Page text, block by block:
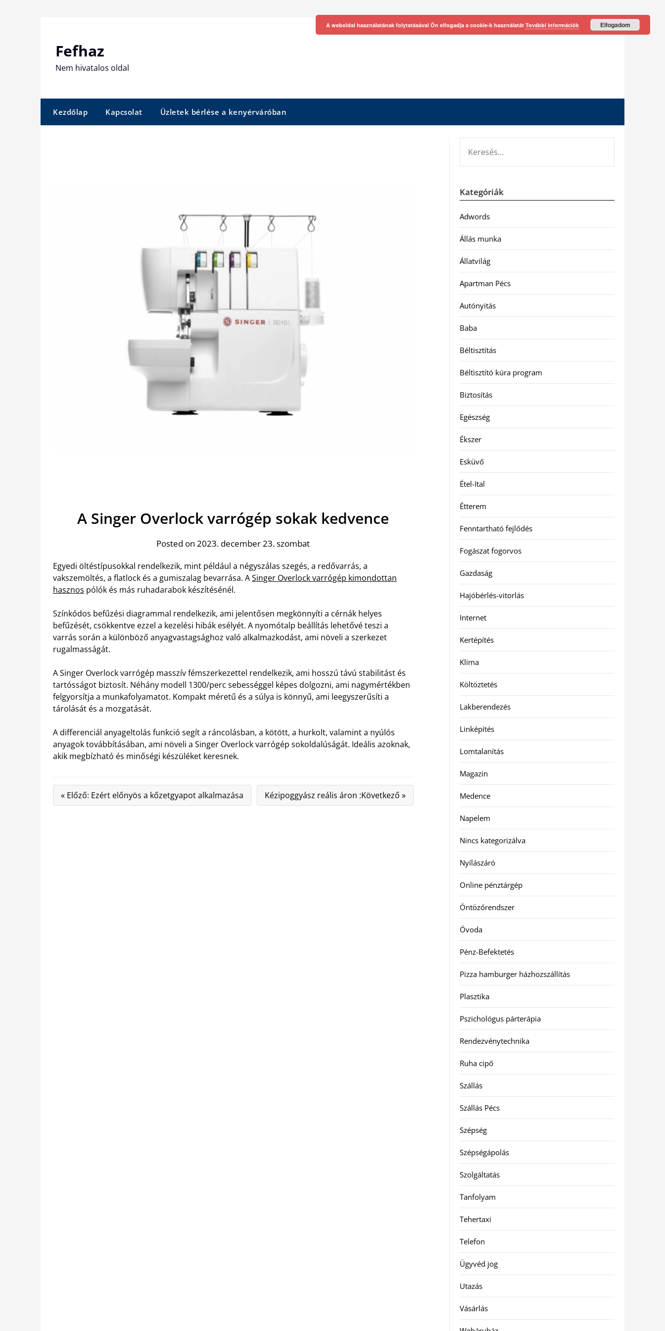
Fefhaz
Nem hivatalos oldal
Kezdőlap Kapcsolat Üzletek bérlése a kenyérváróban
A Singer Overlock varrógép sokak kedvence
Posted on 2023. december 23. szombat
Egyedi öltéstípusokkal rendelkezik, mint például a négyszálas szegés, a redővarrás, a
vakszemöltés, a flatlock és a gumiszalag bevarrása. ASinger Overlock varrógép kimondottan
hasznos pólók és más ruhadarabok készítésénél.
Színkódos befűzési diagrammal rendelkezik, ami jelentősen megkönnyíti a cérnák helyes
befűzését, csökkentve ezzel a kezelési hibák esélyét. A nyomótalp beállítás lehetővé teszi a
varrás során a különböző anyagvastagsághoz való alkalmazkodást, ami növeli a szerkezet
rugalmasságát.
A Singer Overlock varrógép masszív fémszerkezettel rendelkezik, ami hosszú távú stabilitást és
tartósságot biztosít. Néhány modell 1300/perc sebességgel képes dolgozni, ami nagymértékben
felgyorsítja a munkafolyamatot. Kompakt méretű és a súlya is könnyű, ami leegyszerűsíti a
tárolását és a mozgatását.
A differenciál anyageltolás funkció segít a ráncolásban, a kötött, a hurkolt, valamint a nyúlós
anyagok továbbításában, ami növeli a Singer Overlock varrógép sokoldalúságát. Ideális azoknak,
akik megbízható és minőségi készüléket keresnek.
« Előző: Ezért előnyös a kőzetgyapot alkalmazása Kézipoggyász reális áron :Következő »
Kategóriák
Adwords
Állás munka
Állatvilág
Apartman Pécs
Autónyitás
Baba
Béltisztítás
Béltisztító kúra program
Biztosítás
Egészség
Ékszer
Esküvő
Étel-Ital
Étterem
Fenntartható fejlődés
Fogászat fogorvos
Gazdaság
Hajóbérlés-vitorlás
Internet
Kertépítés
Klíma
Költöztetés
Lakberendezés
Linképítés
Lomtalanítás
Magazin
Medence
Napelem
Nincs kategorizálva
Nyílászáró
Online pénztárgép
Öntözőrendszer
Óvoda
Pénz-Befektetés
Pizza hamburger házhozszállítás
Plasztika
Pszichológus párterápia
Rendezvénytechnika
Ruha cipő
Szállás
Szállás Pécs
Szépség
Szépségápolás
Szolgáltatás
Tanfolyam
Tehertaxi
Telefon
Ügyvéd jog
Utazás
Vásárlás
A weboldal használatának folytatásával Ön elfogadja a cookie-k használatát További információk Elfogadom